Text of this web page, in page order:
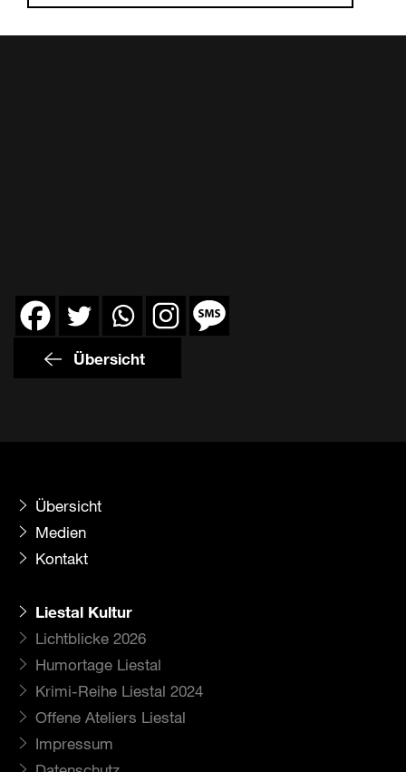
Übersicht
Übersicht
Medien
Kontakt
Liestal Kultur
Lichtblicke 2026
Humortage Liestal
Krimi-Reihe Liestal 2024
Offene Ateliers Liestal
Impressum